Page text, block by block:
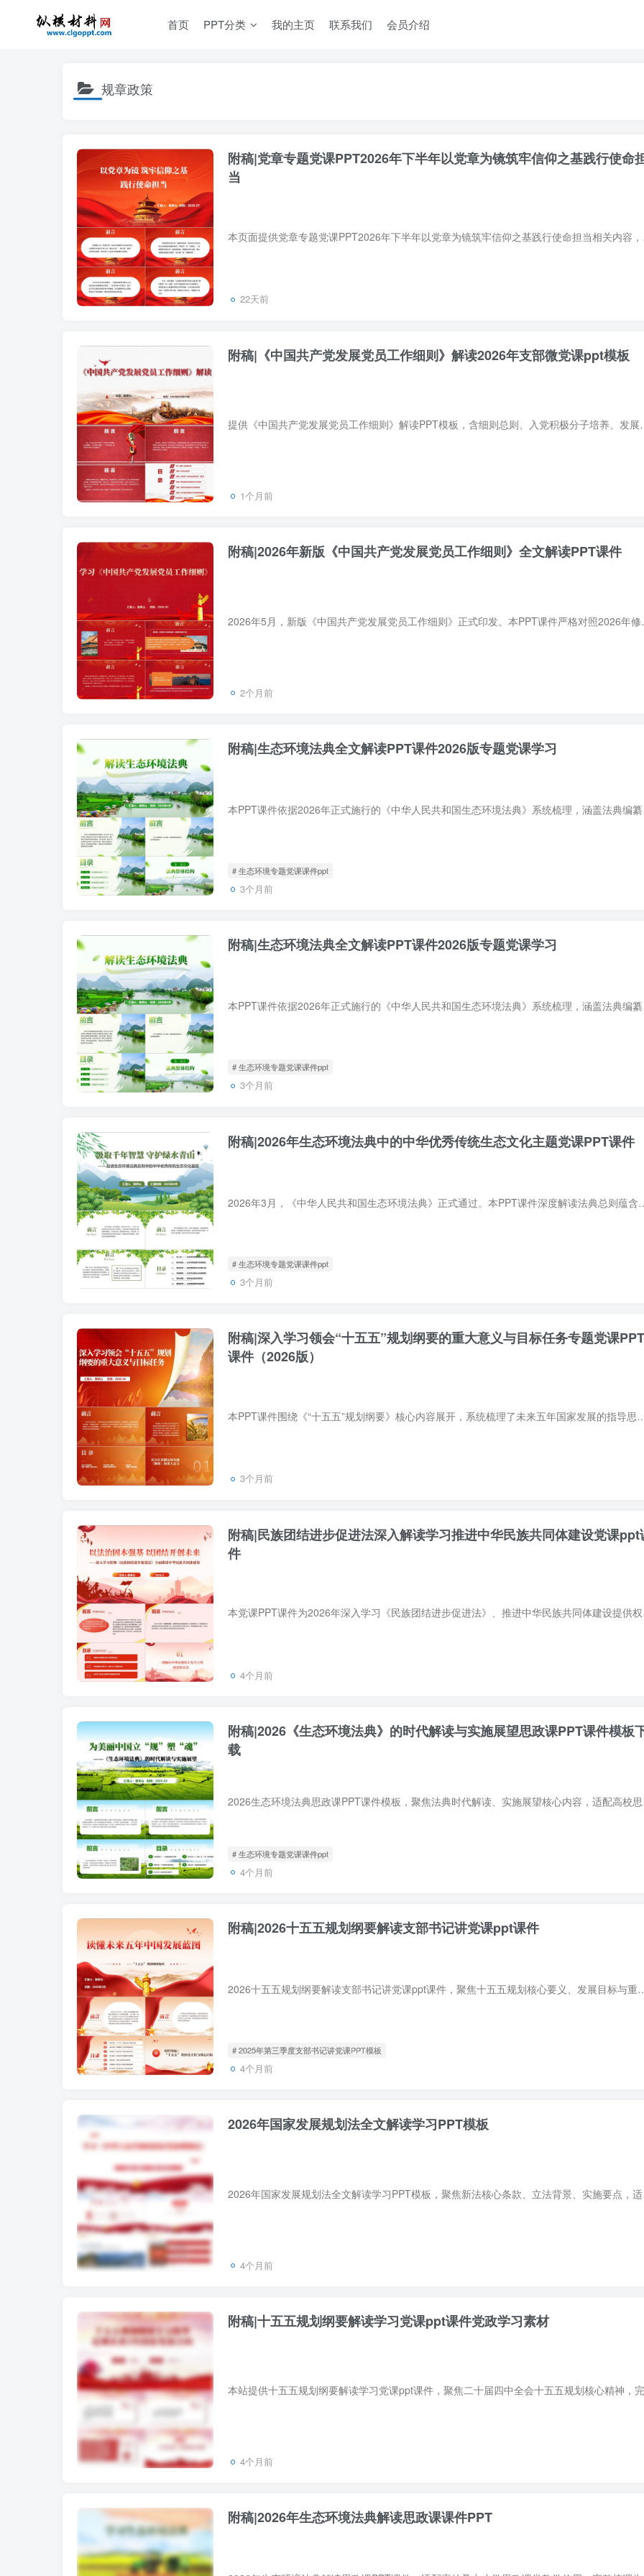
首页 PPT分类 我的主页 联系我们 会员介绍
规章政策
附稿|党章专题党课PPT2026年下半年以党章为镜筑牢信仰之基践行使命
当
本页面提供党章
22天前
附稿|《中国共产党发展党员工作细则》解读2026年支部微党课ppt模板
提供《中国共产党发展党员工作细则》解读PPT模
1个月前
附稿|2026年新版《中国共产党发展党员工作细则》全文解读PPT课件
2026年5月，新版《中国共产党发
2个月前
附稿|生态环境法典全文解读PPT课件2026版专题党课学习
本PPT课件依据
# 生态环境专题党课课件ppt
3个月前
附稿|生态环境法典全文解读PPT课件2026版专题党课学习
本PPT课件依据
# 生态环境专题党课课件ppt
3个月前
附稿|2026年生态环境法典中的中华优秀传统生态文化主题党课PPT课件
2026年3月，《中华人民共和国生态环境法典》正式通过。本PPT
# 生态环境专题党课课件ppt
3个月前
附稿|深入学习领会“十五五”规划纲要的重大意义与目标任务专题党课PPT
课件（2026版）
本PPT课件围绕《“十五五”规划纲要》核心内容展开，系统梳理了未来五年国家发展的指导思想、
3个月前
附稿|民族团结进步促进法深入解读学习推进中华民族共同体建设党课ppt
件
本党课PPT课件
4个月前
附稿|2026《生态环境法典》的时代解读与实施展望思政课PPT课件模板
载
2026生态环境法
# 生态环境专题党课课件ppt
4个月前
附稿|2026十五五规划纲要解读支部书记讲党课ppt课件
2026十五五规划纲要解读支部书记讲党课ppt课件，聚焦十五五规划核心要义、发展
# 2025年第三季度支部书记讲党课PPT模板
4个月前
2026年国家发展规划法全文解读学习PPT模板
2026年国家发展
4个月前
附稿|十五五规划纲要解读学习党课ppt课件党政学习素材
4个月前
附稿|2026年生态环境法典解读思政课课件PPT